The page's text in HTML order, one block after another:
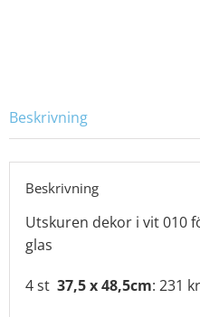
Beskrivning
Beskrivning
Utskuren dekor i vit 010
glas
4 st37,5 x 48,5cm: 231